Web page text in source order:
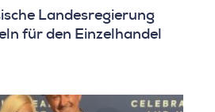
Landesregierung
für den Einzelhandel